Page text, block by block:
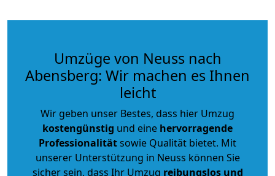
Umzüge von Neuss nach
Abensberg: Wir machen es Ihnen
leicht
Wir geben unser Bestes, dass hier Umzug
kostengünstig und eine hervorragende
Professionalitätsowie Qualität bietet. Mit
unserer Unterstützung in Neuss können Sie
sicher sein, dass Ihr Umzug reibungslos und